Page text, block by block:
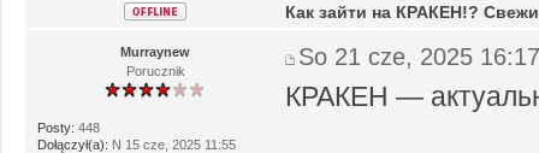
Murraynew
Porucznik
Posty: 448
Dołączył(a): N 15 cze, 2025 11:55
Как зайти на КРАКЕН!?
So 21 cze, 2025
КРАКЕН —